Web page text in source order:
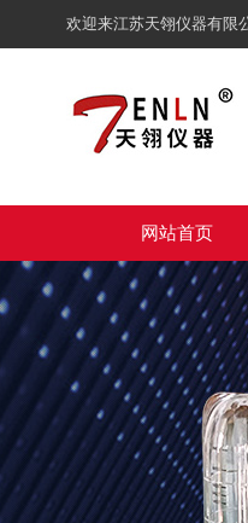
欢迎来江苏天翎仪器有限
网站首页